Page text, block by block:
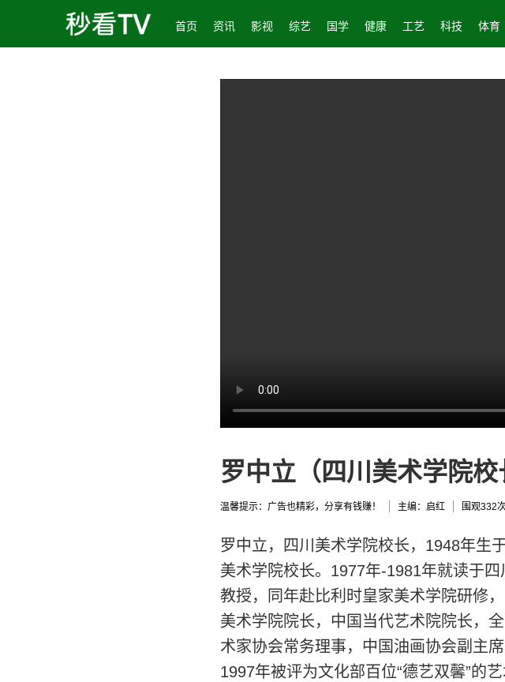
首页 资讯 影视 综艺 国学 健康 工艺 科技 体育
罗中立（四川美术学院校
温馨提示：广告也精彩，分享有钱赚！ 主编：启红 围观332次
罗中立，四川美术学院校长，1948年生
美术学院校长。1977年-1981年就读于
教授，同年赴比利时皇家美术学院研修
美术学院院长，中国当代艺术院院长，
术家协会常务理事，中国油画协会副主
1997年被评为文化部百位“德艺双馨”的艺